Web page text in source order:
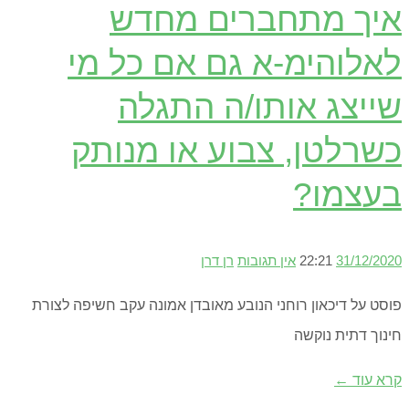
איך מתחברים מחדש
לאלוהימ-א גם אם כל מי
שייצג אותו/ה התגלה
כשרלטן, צבוע או מנותק
בעצמו?
31/12/2020
22:21 אין תגובות רן דרן
פוסט על דיכאון רוחני הנובע מאובדן אמונה עקב חשיפה לצורת
חינוך דתית נוקשה
קרא עוד ←